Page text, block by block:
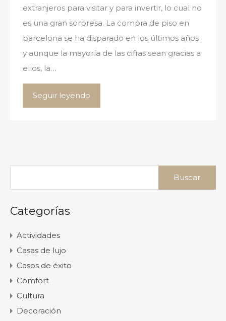
extranjeros para visitar y para invertir, lo cual no
es una gran sorpresa. La compra de piso en
barcelona se ha disparado en los últimos años
y aunque la mayoría de las cifras sean gracias a
ellos, la…
Seguir leyendo
Categorías
Actividades
Casas de lujo
Casos de éxito
Comfort
Cultura
Decoración